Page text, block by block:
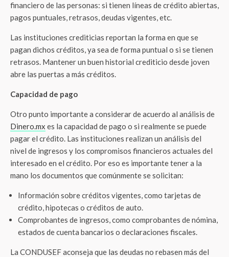
financiero de las personas: si tienen líneas de crédito abiertas,
pagos puntuales, retrasos, deudas vigentes, etc.
Las instituciones crediticias reportan la forma en que se
pagan dichos créditos, ya sea de forma puntual o si se tienen
retrasos. Mantener un buen historial crediticio desde joven
abre las puertas a más créditos.
Capacidad de pago
Otro punto importante a considerar de acuerdo al análisis de
Dinero.mx es la capacidad de pago o si realmente se puede
pagar el crédito. Las instituciones realizan un análisis del
nivel de ingresos y los compromisos financieros actuales del
interesado en el crédito. Por eso es importante tener a la
mano los documentos que comúnmente se solicitan:
Información sobre créditos vigentes, como tarjetas de
crédito, hipotecas o créditos de auto.
Comprobantes de ingresos, como comprobantes de nómina,
estados de cuenta bancarios o declaraciones fiscales.
La CONDUSEF aconseja que las deudas no rebasen más del